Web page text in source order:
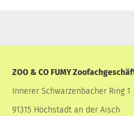
ZOO & CO FUMY
Innerer Schwarzenbacher Ring 1
91315 Höchstadt an der Aisch